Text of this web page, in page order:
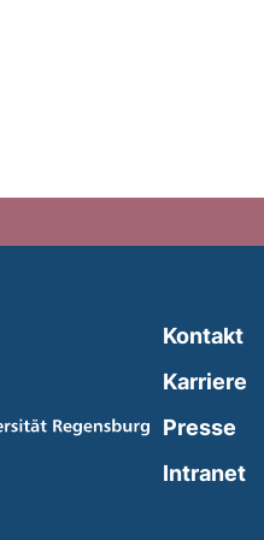
Kontakt
Karriere
Presse
Intranet